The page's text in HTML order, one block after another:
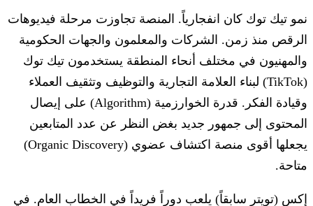
نمو تيك توك كان انفجارياً. المنصة تجاوزت مرحلة فيديوهات
الرقص منذ زمن. الشركات والمعلمون والجهات الحكومية
والمهنيون في مختلف أنحاء المنطقة يستخدمون تيك توك
(TikTok) لبناء العلامة التجارية والتوظيف وتثقيف العملاء
وقيادة الفكر. قدرة الخوارزمية (Algorithm) على إيصال
المحتوى إلى جمهور جديد بغض النظر عن عدد المتابعين
يجعلها أقوى منصة اكتشاف عضوي (Organic Discovery)
متاحة.
إكس (تويتر سابقاً) يلعب دوراً فريداً في الخطاب العام. في